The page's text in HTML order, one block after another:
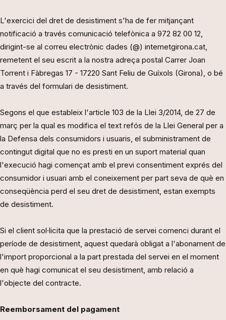
L'exercici del dret de desistiment s'ha de fer mitjançant
notificació a través comunicació telefònica a 972 82 00 12,
dirigint-se al correu electrònic dades (@) internetgirona.cat,
remetent el seu escrit a la nostra adreça postal Carrer Joan
Torrent i Fàbregas 17 - 17220 Sant Feliu de Guíxols (Girona), o bé
a través del formulari de desistiment.
Segons el que estableix l'article 103 de la Llei 3/2014, de 27 de
març per la qual es modifica el text refós de la Llei General per a
la Defensa dels consumidors i usuaris, el subministrament de
contingut digital que no es presti en un suport material quan
l'execució hagi començat amb el previ consentiment exprés del
consumidor i usuari amb el coneixement per part seva de què en
conseqüència perd el seu dret de desistiment, estan exempts
de desistiment.
Si el client sol·licita que la prestació de servei comenci durant el
període de desistiment, aquest quedarà obligat a l'abonament de
l'import proporcional a la part prestada del servei en el moment
en què hagi comunicat el seu desistiment, amb relació a
l'objecte del contracte.
Reemborsament del pagament